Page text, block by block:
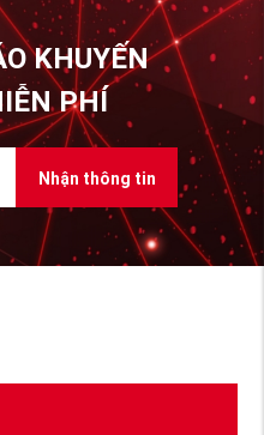
KHUYẾN
PHÍ
Nhận thông tin